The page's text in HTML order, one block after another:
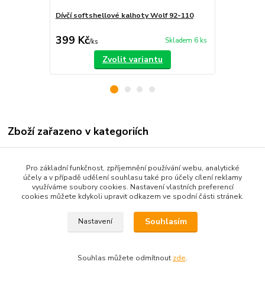
Dívčí softshellové kalhoty Wolf 92-110
399 Kč/ks Skladem 6 ks
Zvolit variantu
Zboží zařazeno v kategoriích
Kojenecké oblečení 68-92
Dětské kalhoty
Pro základní funkčnost, zpříjemnění používání webu, analytické
účely a v případě udělení souhlasu také pro účely cílení reklamy
využíváme soubory cookies. Nastavení vlastních preferencí
cookies můžete kdykoli upravit odkazem ve spodní části stránek.
Nastavení Souhlasím
Souhlas můžete odmítnout zde.